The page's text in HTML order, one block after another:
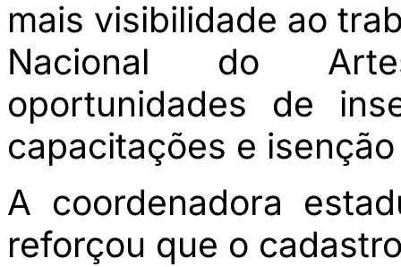
mais visibilidade ao
Nacional do
oportunidades de
capacitações e
A coordenadora
reforçou que o